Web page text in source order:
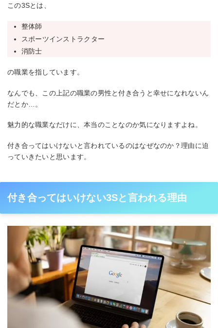
この3Sとは、
整体師
スポーツインストラクター
消防士
の職業を指しています。
なんでも、この上記の職業の男性と付き合うと幸せになれないん
だとか…。
魅力的な職業なだけに、本当のことなのか気になりますよね。
付き合ってはいけないと言われているのはなぜなのか？理由に迫
っていきたいと思います。
付き合ってはいけない3Sと言われる理由